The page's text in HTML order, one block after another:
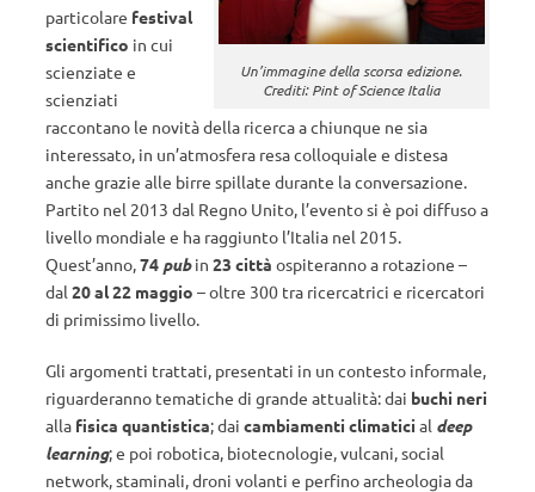
Un’immagine della scorsa edizione.
Crediti: Pint of Science Italia
particolare festival
scientifico in cui
scienziate e
scienziati
raccontano le novità della ricerca a chiunque ne sia
interessato, in un’atmosfera resa colloquiale e distesa
anche grazie alle birre spillate durante la conversazione.
Partito nel 2013 dal Regno Unito, l’evento si è poi diffuso a
livello mondiale e ha raggiunto l’Italia nel 2015.
Quest’anno,74 pubin 23 città ospiteranno a rotazione –
dal 20 al 22 maggio – oltre 300 tra ricercatrici e ricercatori
di primissimo livello.
Gli argomenti trattati, presentati in un contesto informale,
riguarderanno tematiche di grande attualità: dai buchi neri
alla fisica quantistica; dai cambiamenti climatici al deep
learning; e poi robotica, biotecnologie, vulcani, social
network, staminali, droni volanti e perfino archeologia da